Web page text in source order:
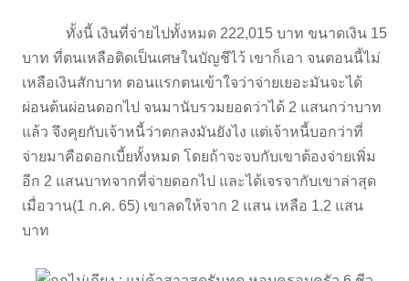
ทั้งนี้ เงินที่จ่ายไปทั้งหมด 222,015 บาท ขนาดเงิน 15
บาท ที่ตนเหลือติดเป็นเศษในบัญชีไว้ เขาก็เอา จนตอนนี้ไม่
เหลือเงินสักบาท ตอนแรกตนเข้าใจว่าจ่ายเยอะมันจะได้
ผ่อนต้นผ่อนดอกไป จนมานับรวมยอดว่าได้ 2 แสนกว่าบาท
แล้ว จึงคุยกับเจ้าหนี้ว่าตกลงมันยังไง แต่เจ้าหนี้บอกว่าที่
จ่ายมาคือดอกเบี้ยทั้งหมด โดยถ้าจะจบกับเขาต้องจ่ายเพิ่ม
อีก 2 แสนบาทจากที่จ่ายดอกไป และได้เจรจากับเขาล่าสุด
เมื่อวาน(1 ก.ค. 65) เขาลดให้จาก 2 แสน เหลือ 1.2 แสน
บาท